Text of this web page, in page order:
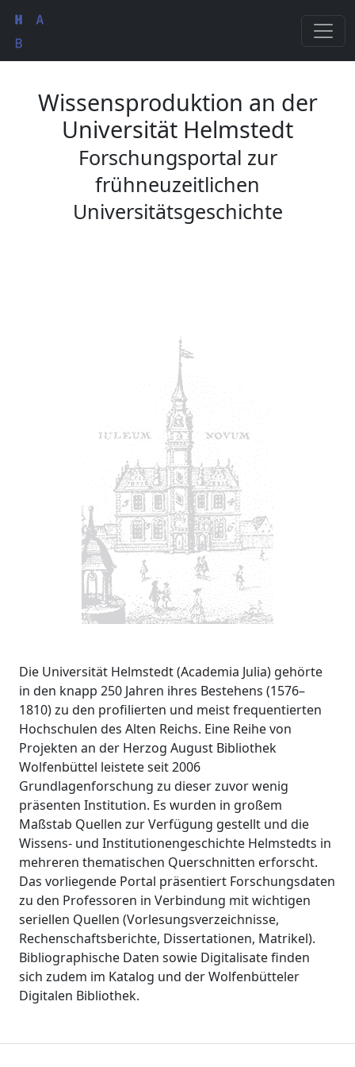
Wissensproduktion an der
Universität Helmstedt
Forschungsportal zur
frühneuzeitlichen
Universitätsgeschichte
Die Universität Helmstedt (Academia Julia) gehörte
in den knapp 250 Jahren ihres Bestehens (1576–
1810) zu den profilierten und meist frequentierten
Hochschulen des Alten Reichs. Eine Reihe von
Projekten an der Herzog August Bibliothek
Wolfenbüttel leistete seit 2006
Grundlagenforschung zu dieser zuvor wenig
präsenten Institution. Es wurden in großem
Maßstab Quellen zur Verfügung gestellt und die
Wissens- und Institutionengeschichte Helmstedts in
mehreren thematischen Querschnitten erforscht.
Das vorliegende Portal präsentiert Forschungsdaten
zu den Professoren in Verbindung mit wichtigen
seriellen Quellen (Vorlesungsverzeichnisse,
Rechenschaftsberichte, Dissertationen, Matrikel).
Bibliographische Daten sowie Digitalisate finden
sich zudem im Katalog und der Wolfenbütteler
Digitalen Bibliothek.